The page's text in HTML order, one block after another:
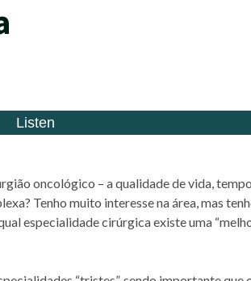
oncológico – a qualidade de vida,
Tenho muito interesse na área, mas
especialidade cirúrgica existe uma